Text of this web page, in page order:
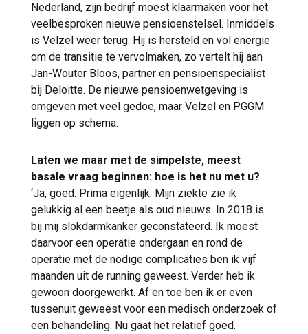
Nederland, zijn bedrijf moest klaarmaken voor het
veelbesproken nieuwe pensioenstelsel. Inmiddels
is Velzel weer terug. Hij is hersteld en vol energie
om de transitie te vervolmaken, zo vertelt hij aan
Jan-Wouter Bloos, partner en pensioenspecialist
bij Deloitte. De nieuwe pensioenwetgeving is
omgeven met veel gedoe, maar Velzel en PGGM
liggen op schema.
Laten we maar met de simpelste, meest
basale vraag beginnen: hoe is het nu met u?
‘Ja, goed. Prima eigenlijk. Mijn ziekte zie ik
gelukkig al een beetje als oud nieuws. In 2018 is
bij mij slokdarmkanker geconstateerd. Ik moest
daarvoor een operatie ondergaan en rond de
operatie met de nodige complicaties ben ik vijf
maanden uit de running geweest. Verder heb ik
gewoon doorgewerkt. Af en toe ben ik er even
tussenuit geweest voor een medisch onderzoek of
een behandeling. Nu gaat het relatief goed.